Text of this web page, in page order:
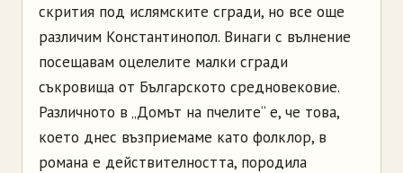
скрития под ислямските сгради, но все още
различим Константинопол. Винаги с вълнение
посещавам оцелелите малки сгради
съкровища от Българското средновековие.
Различното в „Домът на пчелите“ е, че това,
което днес възприемаме като фолклор, в
романа е действителността, породила